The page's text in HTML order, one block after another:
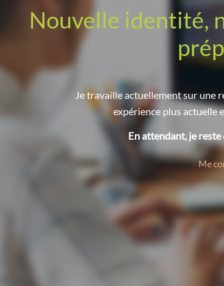
Nouvelle identité,
Je travaille actuellement sur une
expérience plus actuelle
En attendant, je
Me